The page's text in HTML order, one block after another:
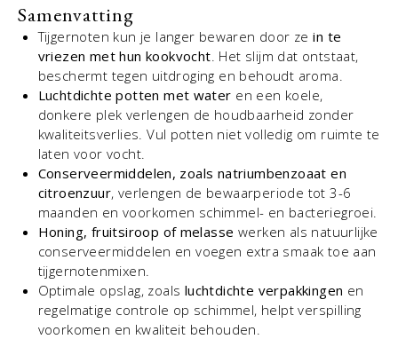
Samenvatting
Tijgernoten kun je langer bewaren door zein te
vriezen met hun kookvocht . Het slijm dat ontstaat,
beschermt tegen uitdroging en behoudt aroma.
Luchtdichte potten met water en een koele,
donkere plek verlengen de houdbaarheid zonder
kwaliteitsverlies. Vul potten niet volledig om ruimte te
laten voor vocht.
Conserveermiddelen, zoals natriumbenzoaat en
citroenzuur, verlengen de bewaarperiode tot 3-6
maanden en voorkomen schimmel- en bacteriegroei.
Honing, fruitsiroop of melasse werken als natuurlijke
conserveermiddelen en voegen extra smaak toe aan
tijgernotenmixen.
Optimale opslag, zoals luchtdichte verpakkingen en
regelmatige controle op schimmel, helpt verspilling
voorkomen en kwaliteit behouden.